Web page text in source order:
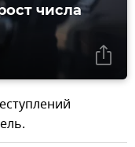
числа